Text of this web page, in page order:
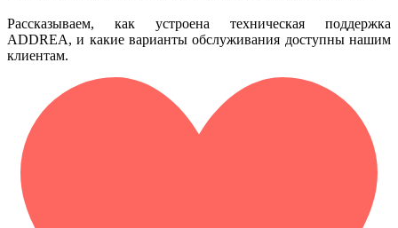
Рассказываем, как устроена техническая поддержка
ADDREA, и какие варианты обслуживания доступны нашим
клиентам.